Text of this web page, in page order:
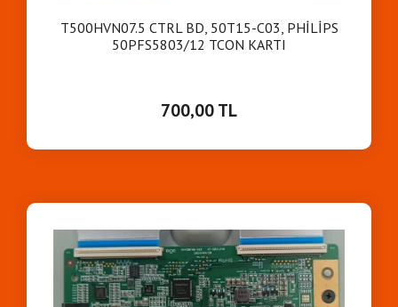
T500HVN07.5 CTRL BD, 50T15-C03, PHİLİPS
50PFS5803/12 TCON KARTI
700,00 TL